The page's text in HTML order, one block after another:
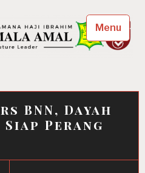
Amal
Menu
BNN, Dayah
Siap Perang